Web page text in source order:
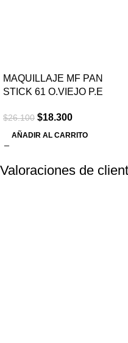
MAQUILLAJE MF PAN
STICK 61 O.VIEJO P.E
$26.100 $18.300
AÑADIR AL CARRITO
Valoraciones de